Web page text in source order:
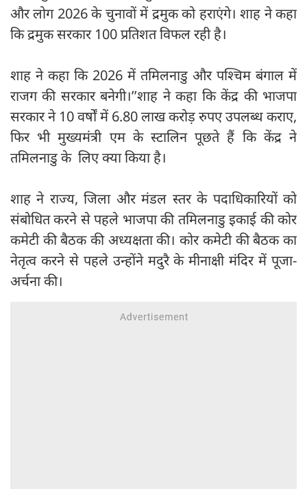
और लोग 2026 के चुनावों में द्रमुक को हराएंगे। शाह ने कहा
कि द्रमुक सरकार 100 प्रतिशत विफल रही है।
शाह ने कहा कि 2026 में तमिलनाडु और पश्चिम बंगाल में
राजग की सरकार बनेगी।’’शाह ने कहा कि केंद्र की भाजपा
सरकार ने 10 वर्षों में 6.80 लाख करोड़ रुपए उपलब्ध कराए,
फिर भी मुख्यमंत्री एम के स्टालिन पूछते हैं कि केंद्र ने
तमिलनाडु के लिए क्या किया है।
शाह ने राज्य, जिला और मंडल स्तर के पदाधिकारियों को
संबोधित करने से पहले भाजपा की तमिलनाडु इकाई की कोर
कमेटी की बैठक की अध्यक्षता की। कोर कमेटी की बैठक का
नेतृत्व करने से पहले उन्होंने मदुरै के मीनाक्षी मंदिर में पूजा-
अर्चना की।